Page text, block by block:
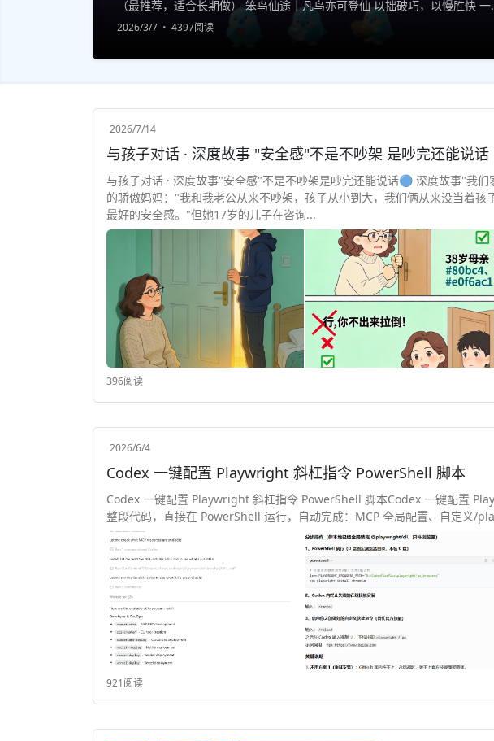
（最推荐，适合长期做） 笨鸟仙途｜凡鸟亦可登仙 以拙破巧，以慢胜快 一
一印，终成大道 专注原创修仙IP｜小说·游戏·世界观 结缘修仙，...
2026/3/7 4397阅读
2026/7/14
与孩子对话 · 深度故事 "安全感"不是不吵架 是吵完还能说话
与孩子对话 · 深度故事"安全感"不是不吵架是吵完还能说话🔵 深度故事"我
的骄傲妈妈："我和我老公从来不吵架，孩子从小到大，我们俩从来没当着
最好的安全感。"但她17岁的儿子在咨询...
396阅读
2026/6/4
Codex 一键配置 Playwright 斜杠指令 PowerShell 脚本
Codex 一键配置 Playwright 斜杠指令 PowerShell 脚本Codex 一键配置
整段代码，直接在 PowerShell 运行，自动完成：MCP 全局配置、自定义/
921阅读